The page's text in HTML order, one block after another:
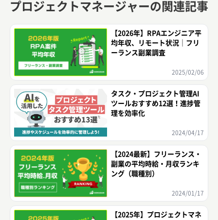
プロジェクトマネージャーの関連記事
【2026年】RPAエンジニア平
均年収、リモート状況｜フリ
ーランス副業調査
2025/02/06
タスク・プロジェクト管理AI
ツールおすすめ12選！進捗管
理を効率化
2024/04/17
【2024最新】フリーランス・
副業の平均時給・月収ランキ
ング（職種別）
2024/01/17
【2025年】プロジェクトマネ